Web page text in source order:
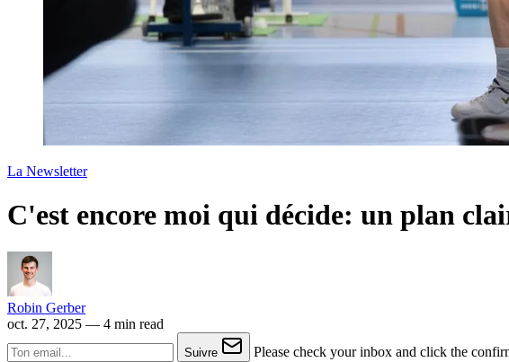
La Newsletter
C'est encore moi qui décide: un plan
Robin Gerber
oct. 27, 2025 — 4 min read
Suivre Please check your inbox and click the